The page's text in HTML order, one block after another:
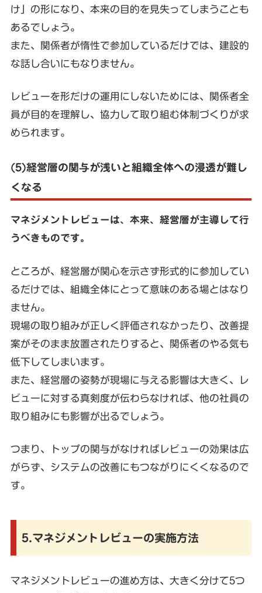
け」の形になり、本来の目的を見失ってしまうことも
あるでしょう。
また、関係者が惰性で参加しているだけでは、建設的
な話し合いにもなりません。
レビューを形だけの運用にしないためには、関係者全
員が目的を理解し、協力して取り組む体制づくりが求
められます。
(5)経営層の関与が浅いと組織全体への浸透が難し
くなる
マネジメントレビューは、本来、経営層が主導して行
うべきものです。
ところが、経営層が関心を示さず形式的に参加してい
るだけでは、組織全体にとって意味のある場とはなり
ません。
現場の取り組みが正しく評価されなかったり、改善提
案がそのまま放置されたりすると、関係者のやる気も
低下してしまいます。
また、経営層の姿勢が現場に与える影響は大きく、レ
ビューに対する真剣度が伝わらなければ、他の社員の
取り組みにも影響が出るでしょう。
つまり、トップの関与がなければレビューの効果は広
がらず、システムの改善にもつながりにくくなるので
す。
5.マネジメントレビューの実施方法
マネジメントレビューの進め方は、大きく分けて5つ